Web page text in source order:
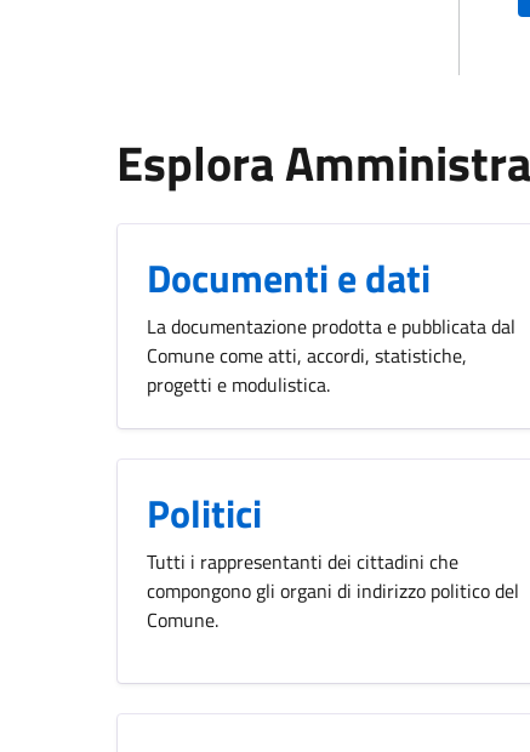
Esplora
Documenti e dati
La documentazione prodotta e pubblicata dal
Comune come atti, accordi, statistiche,
progetti e modulistica.
Politici
Tutti i rappresentanti dei cittadini che
compongono gli organi di indirizzo politico del
Comune.